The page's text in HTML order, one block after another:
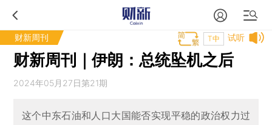
财新周刊 试听
T中
财新周刊｜伊朗：总统坠机之后
2024年05月27日第21期
这个中东石油和人口大国能否实现平稳的政治权力过